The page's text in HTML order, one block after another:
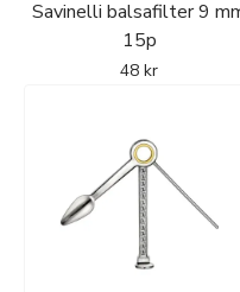
Savinelli balsafilter 9
15p
48 kr